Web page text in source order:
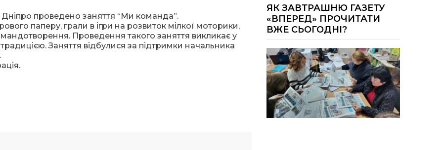
Дніпро проведено заняття “Ми команда”.
паперу, грали в ігри на розвиток мілкої моторики,
Проведення такого заняття викликає у
Заняття відбулися за підтримки начальника
14:12
01 сер
Досі ВПО? Юристка
розповіла, коли
переселенці втрачають
виплати та статус
внутрішньо переміщеної
14:04
01 сер
Учасниця обласного
конкурсу «Молода
людина року – 2026» у
номінації «Пульс життя»
Аліна Кулик
ЯК ЗАВТРАШНЮ ГАЗЕТУ
«ВПЕРЕД» ПРОЧИТАТИ
ВЖЕ СЬОГОДНІ?